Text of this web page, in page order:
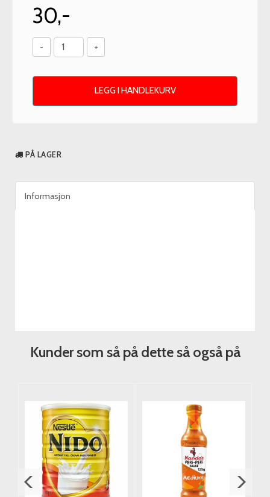
30,-
- +
LEGG I HANDLEKURV
PÅ LAGER
Informasjon
Kunder som så på dette så også på